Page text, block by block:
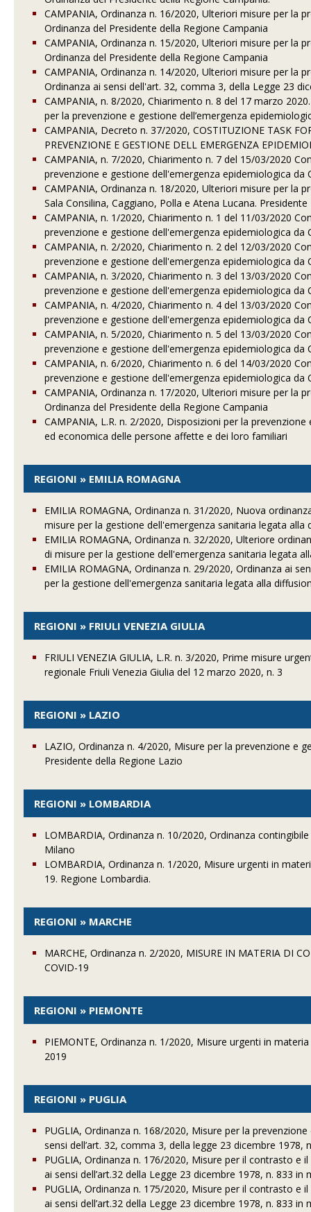
CAMPANIA, Ordinanza n. 16/2020, Ulteriori misure per la
Ordinanza del Presidente della Regione Campania
CAMPANIA, Ordinanza n. 15/2020, Ulteriori misure per la
Ordinanza del Presidente della Regione Campania
CAMPANIA, Ordinanza n. 14/2020, Ulteriori misure per la
Ordinanza ai sensi dell'art. 32, comma 3, della Legge 23
CAMPANIA, n. 8/2020, Chiarimento n. 8 del 17 marzo
per la prevenzione e gestione dell’emergenza
CAMPANIA, Decreto n. 37/2020, COSTITUZIONE TASK
PREVENZIONE E GESTIONE DELL EMERGENZA
CAMPANIA, n. 7/2020, Chiarimento n. 7 del 15/03/2020
prevenzione e gestione dell'emergenza epidemiologica da
CAMPANIA, Ordinanza n. 18/2020, Ulteriori misure per la
Sala Consilina, Caggiano, Polla e Atena Lucana.
CAMPANIA, n. 1/2020, Chiarimento n. 1 del 11/03/2020
prevenzione e gestione dell'emergenza epidemiologica da
CAMPANIA, n. 2/2020, Chiarimento n. 2 del 12/03/2020
prevenzione e gestione dell'emergenza epidemiologica da
CAMPANIA, n. 3/2020, Chiarimento n. 3 del 13/03/2020
prevenzione e gestione dell'emergenza epidemiologica da
CAMPANIA, n. 4/2020, Chiarimento n. 4 del 13/03/2020
prevenzione e gestione dell'emergenza epidemiologica da
CAMPANIA, n. 5/2020, Chiarimento n. 5 del 13/03/2020
prevenzione e gestione dell'emergenza epidemiologica da
CAMPANIA, n. 6/2020, Chiarimento n. 6 del 14/03/2020
prevenzione e gestione dell'emergenza epidemiologica da
CAMPANIA, Ordinanza n. 17/2020, Ulteriori misure per la
Ordinanza del Presidente della Regione Campania
CAMPANIA, L.R. n. 2/2020, Disposizioni per la
ed economica delle persone affette e dei loro familiari
REGIONI » EMILIA ROMAGNA
EMILIA ROMAGNA, Ordinanza n. 31/2020, Nuova
misure per la gestione dell'emergenza sanitaria legata alla
EMILIA ROMAGNA, Ordinanza n. 32/2020, Ulteriore
di misure per la gestione dell'emergenza sanitaria legata
EMILIA ROMAGNA, Ordinanza n. 29/2020, Ordinanza ai
per la gestione dell'emergenza sanitaria legata alla
REGIONI » FRIULI VENEZIA GIULIA
FRIULI VENEZIA GIULIA, L.R. n. 3/2020, Prime misure
regionale Friuli Venezia Giulia del 12 marzo 2020, n. 3
REGIONI » LAZIO
LAZIO, Ordinanza n. 4/2020, Misure per la prevenzione e
Presidente della Regione Lazio
REGIONI » LOMBARDIA
LOMBARDIA, Ordinanza n. 10/2020, Ordinanza
Milano
LOMBARDIA, Ordinanza n. 1/2020, Misure urgenti in
19. Regione Lombardia.
REGIONI » MARCHE
MARCHE, Ordinanza n. 2/2020, MISURE IN MATERIA DI
COVID-19
REGIONI » PIEMONTE
PIEMONTE, Ordinanza n. 1/2020, Misure urgenti in
2019
REGIONI » PUGLIA
PUGLIA, Ordinanza n. 168/2020, Misure per la
sensi dell’art. 32, comma 3, della legge 23 dicembre
PUGLIA, Ordinanza n. 176/2020, Misure per il contrasto
ai sensi dell’art.32 della Legge 23 dicembre 1978, n. 833
PUGLIA, Ordinanza n. 175/2020, Misure per il contrasto
ai sensi dell’art.32 della Legge 23 dicembre 1978, n. 833